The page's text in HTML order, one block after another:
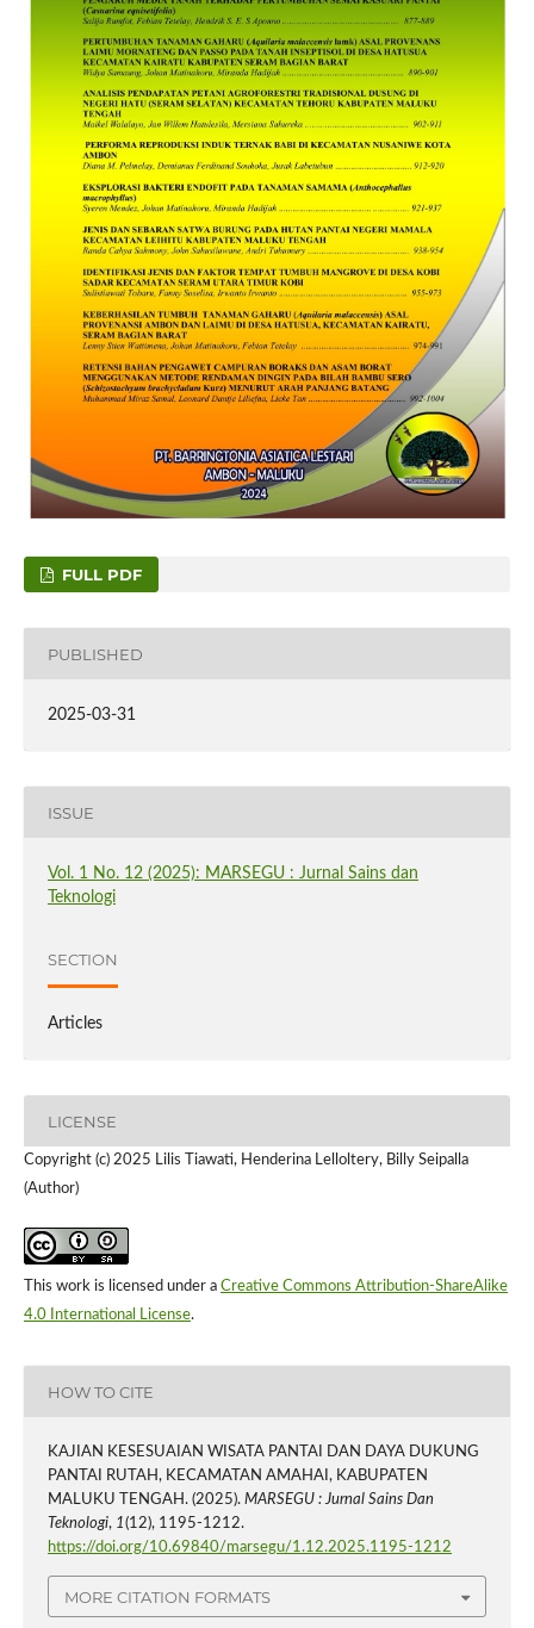
FULL PDF
PUBLISHED
2025-03-31
ISSUE
Vol. 1 No. 12 (2025): MARSEGU : Jurnal Sains dan
Teknologi
SECTION
Articles
LICENSE
Copyright (c) 2025 Lilis Tiawati, Henderina Lelloltery, Billy Seipalla
(Author)
This work is licensed under a Creative Commons Attribution-ShareAlike
4.0 International License.
HOW TO CITE
KAJIAN KESESUAIAN WISATA PANTAI DAN DAYA DUKUNG
PANTAI RUTAH, KECAMATAN AMAHAI, KABUPATEN
MALUKU TENGAH. (2025). MARSEGU : Jurnal Sains Dan
Teknologi, 1(12), 1195-1212.
https://doi.org/10.69840/marsegu/1.12.2025.1195-1212
MORE CITATION FORMATS